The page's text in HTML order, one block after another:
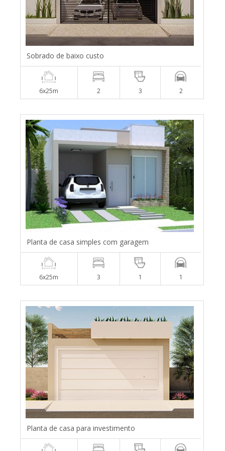
Sobrado de baixo custo
6x25m 2 3 2
Planta de casa simples com garagem
6x25m 3 1 1
Planta de casa para investimento